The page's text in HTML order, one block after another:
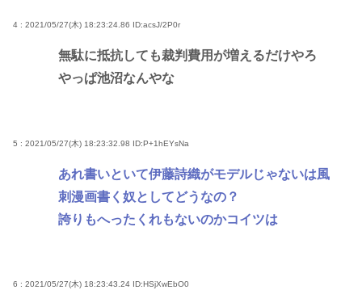
4 : 2021/05/27(木) 18:23:24.86 ID:acsJ/2P0r
無駄に抵抗しても裁判費用が増えるだけやろ
やっぱ池沼なんやな
5 : 2021/05/27(木) 18:23:32.98 ID:P+1hEYsNa
あれ書いといて伊藤詩織がモデルじゃないは風
刺漫画書く奴としてどうなの？
誇りもへったくれもないのかコイツは
6 : 2021/05/27(木) 18:23:43.24 ID:HSjXwEbO0